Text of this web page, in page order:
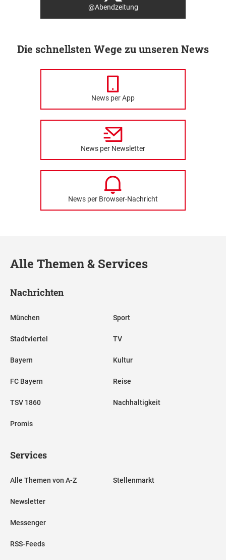
@Abendzeitung
Die schnellsten Wege zu unseren News
News per App
News per Newsletter
News per Browser-Nachricht
Alle Themen & Services
Nachrichten
München
Stadtviertel
Bayern
FC Bayern
TSV 1860
Promis
Sport
TV
Kultur
Reise
Nachhaltigkeit
Services
Alle Themen von A-Z
Newsletter
Messenger
RSS-Feeds
Stellenmarkt